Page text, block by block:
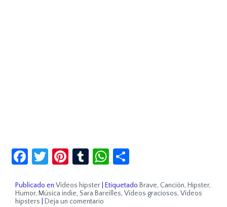
Facebook
Twitter
Pinterest
TumblrWhatsApp
Publicado en Vídeos hipster |Etiquetado Brave, Canción, Hipster,
Humor, Música indie, Sara Bareilles,Vídeos graciosos,Vídeos
hipsters
Deja un comentario